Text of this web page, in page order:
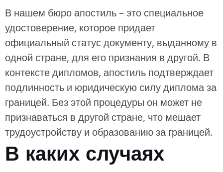
В нашем бюро апостиль – это специальное
удостоверение, которое придает
официальный статус документу, выданному в
одной стране, для его признания в другой. В
контексте дипломов, апостиль подтверждает
подлинность и юридическую силу диплома за
границей. Без этой процедуры он может не
признаваться в другой стране, что мешает
трудоустройству и образованию за границей.
В каких случаях